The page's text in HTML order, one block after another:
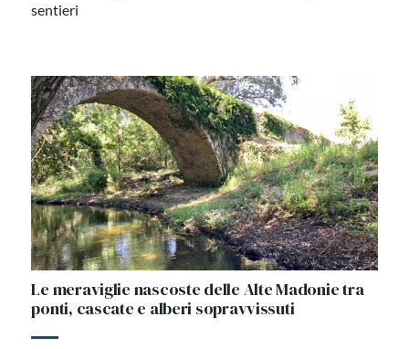
sentieri
Le meraviglie nascoste delle Alte Madonie tra
ponti, cascate e alberi sopravvissuti